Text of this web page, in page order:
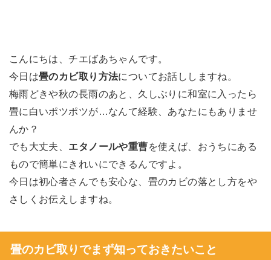
こんにちは、チエばあちゃんです。
今日は畳のカビ取り方法についてお話ししますね。
梅雨どきや秋の長雨のあと、久しぶりに和室に入ったら
畳に白いポツポツが…なんて経験、あなたにもありませ
んか？
でも大丈夫、 エタノールや重曹を使えば、おうちにある
もので簡単にきれいにできるんですよ。
今日は初心者さんでも安心な、畳のカビの落とし方をや
さしくお伝えしますね。
畳のカビ取りでまず知っておきたいこと